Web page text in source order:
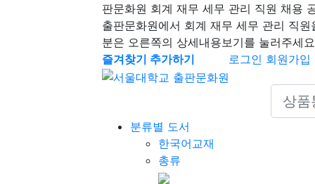
판문화원 회계 재무 세무 관리 직원 채용
출판문화원에서 회계 재무 세무 관리 직
분은 오른쪽의 상세내용보기를 눌러주세
즐겨찾기 추가하기
로그인 회원가입
Search
분류별 도서
한국어교재
총류